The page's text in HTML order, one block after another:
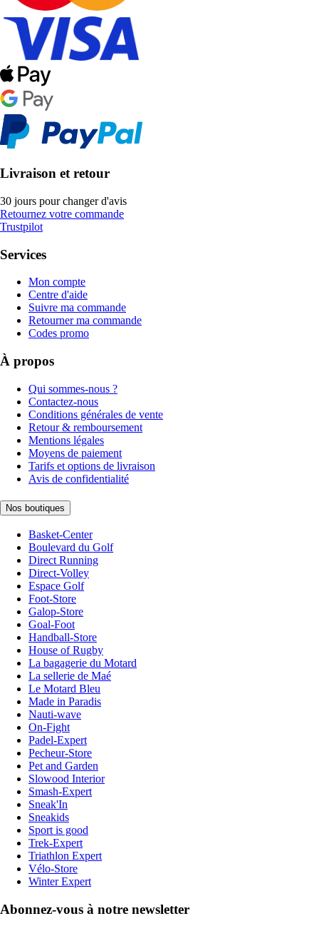
Livraison et retour
30 jours pour changer d'avis
Retournez votre commande
Trustpilot
Services
Mon compte
Centre d'aide
Suivre ma commande
Retourner ma commande
Codes promo
À propos
Qui sommes-nous ?
Contactez-nous
Conditions générales de vente
Retour & remboursement
Mentions légales
Moyens de paiement
Tarifs et options de livraison
Avis de confidentialité
Nos boutiques
Basket-Center
Boulevard du Golf
Direct Running
Direct-Volley
Espace Golf
Foot-Store
Galop-Store
Goal-Foot
Handball-Store
House of Rugby
La bagagerie du Motard
La sellerie de Maé
Le Motard Bleu
Made in Paradis
Nauti-wave
On-Fight
Padel-Expert
Pecheur-Store
Pet and Garden
Slowood Interior
Smash-Expert
Sneak'In
Sneakids
Sport is good
Trek-Expert
Triathlon Expert
Vélo-Store
Winter Expert
Abonnez-vous à notre newsletter